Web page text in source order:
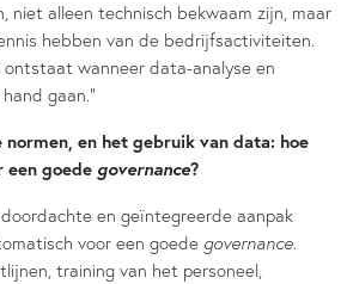
niet alleen technisch bekwaam zijn, maar
hebben van de bedrijfsactiviteiten.
ontstaat wanneer data-analyse en
gaan.”
normen, en het gebruik van data: hoe
een goede governance?
en geïntegreerde aanpak
voor een goede governance.
training van het personeel,